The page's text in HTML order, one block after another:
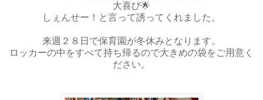
大喜び🌟
しぇんせー！と言って誘ってくれました。
来週２８日で保育園が冬休みとなります。
ロッカーの中をすべて持ち帰るので大きめの袋をご用意く
ださい。